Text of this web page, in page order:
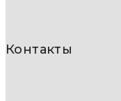
Контакты